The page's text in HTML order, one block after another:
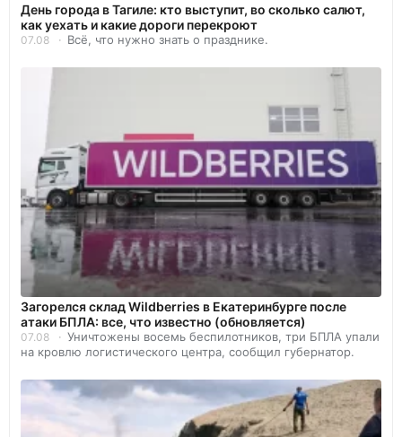
День города в Тагиле: кто выступит, во сколько салют,
как уехать и какие дороги перекроют
07.08 Всё, что нужно знать о празднике.
Загорелся склад Wildberries в Екатеринбурге после
атаки БПЛА: все, что известно (обновляется)
07.08
Уничтожены восемь беспилотников, три БПЛА упали
на кровлю логистического центра, сообщил губернатор.